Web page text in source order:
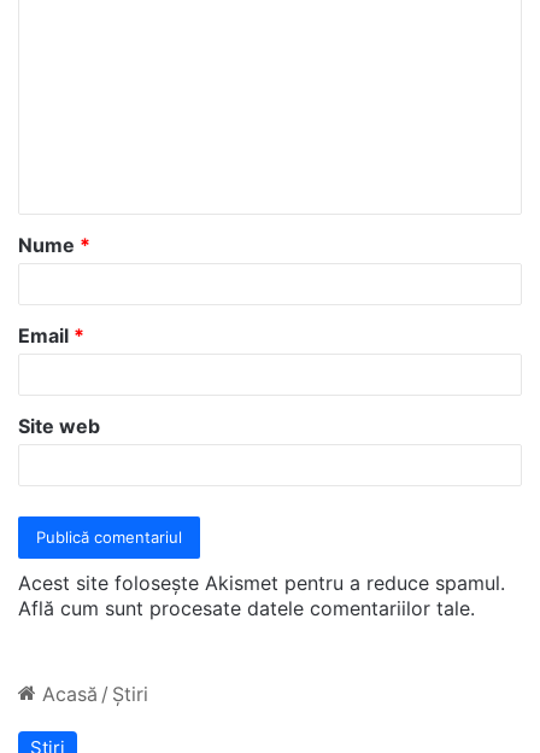
a
r
*
Nume *
Email *
Site web
Acest site folosește Akismet pentru a reduce spamul.
Află cum sunt procesate datele comentariilor tale.